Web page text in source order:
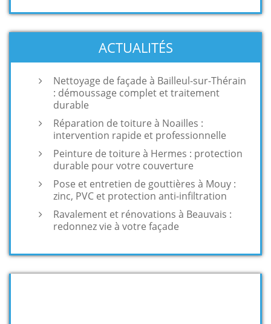
ACTUALITÉS
Nettoyage de façade à Bailleul-sur-Thérain
: démoussage complet et traitement
durable
Réparation de toiture à Noailles :
intervention rapide et professionnelle
Peinture de toiture à Hermes : protection
durable pour votre couverture
Pose et entretien de gouttières à Mouy :
zinc, PVC et protection anti-infiltration
Ravalement et rénovations à Beauvais :
redonnez vie à votre façade